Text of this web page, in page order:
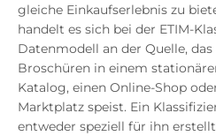
gleiche Einkaufserlebnis zu
handelt es sich bei der ETIM-
Datenmodell an der Quelle,
Broschüren in einem
Katalog, einen Online-Shop
Marktplatz speist. Ein
entweder speziell für ihn